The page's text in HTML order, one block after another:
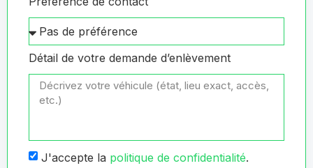
Détail de votre demande d’enlèvement
J'accepte la politique de confidentialité.